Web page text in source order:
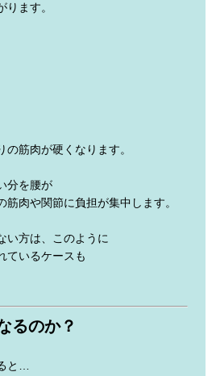
ます。
筋肉が硬くなります。
分を腰が
肉や関節に負担が集中します。
い方は、このように
ているケースも
るのか？
と…